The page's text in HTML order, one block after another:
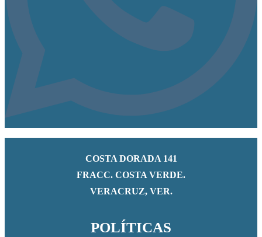
COSTA DORADA 141
FRACC. COSTA VERDE.
VERACRUZ, VER.
POLÍTICAS